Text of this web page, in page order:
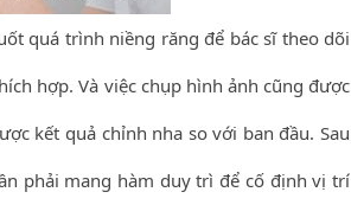
quá trình niềng răng để bác sĩ theo dõi
hợp. Và việc chụp hình ảnh cũng được
kết quả chỉnh nha so với ban đầu. Sau
phải mang hàm duy trì để cố định vị trí